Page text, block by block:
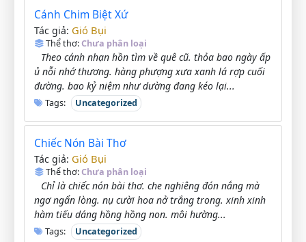
Cánh Chim Biệt Xứ
Tác giả: Gió Bụi
Thể thơ:Chưa phân loại
Theo cánh nhạn hồn tìm về quê cũ. thỏa bao ngày ấp
ủ nỗi nhớ thương. hàng phượng xưa xanh lá rợp cuối
đường. bao kỷ niệm như dường đang kéo lại...
Tags: Uncategorized
Chiếc Nón Bài Thơ
Tác giả: Gió Bụi
Thể thơ:Chưa phân loại
Chỉ là chiếc nón bài thơ. che nghiêng đón nắng mà
ngơ ngẩn lòng. nụ cười hoa nở trắng trong. xinh xinh
hàm tiếu dáng hồng hồng non. môi hường...
Tags: Uncategorized